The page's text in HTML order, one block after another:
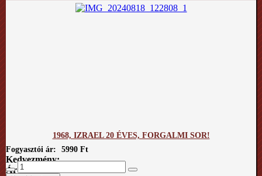
1968, IZRAEL 20 ÉVES, FORGALMI SOR!
Fogyasztói ár:
5990 Ft
Kedvezmény:
Ár / kg: